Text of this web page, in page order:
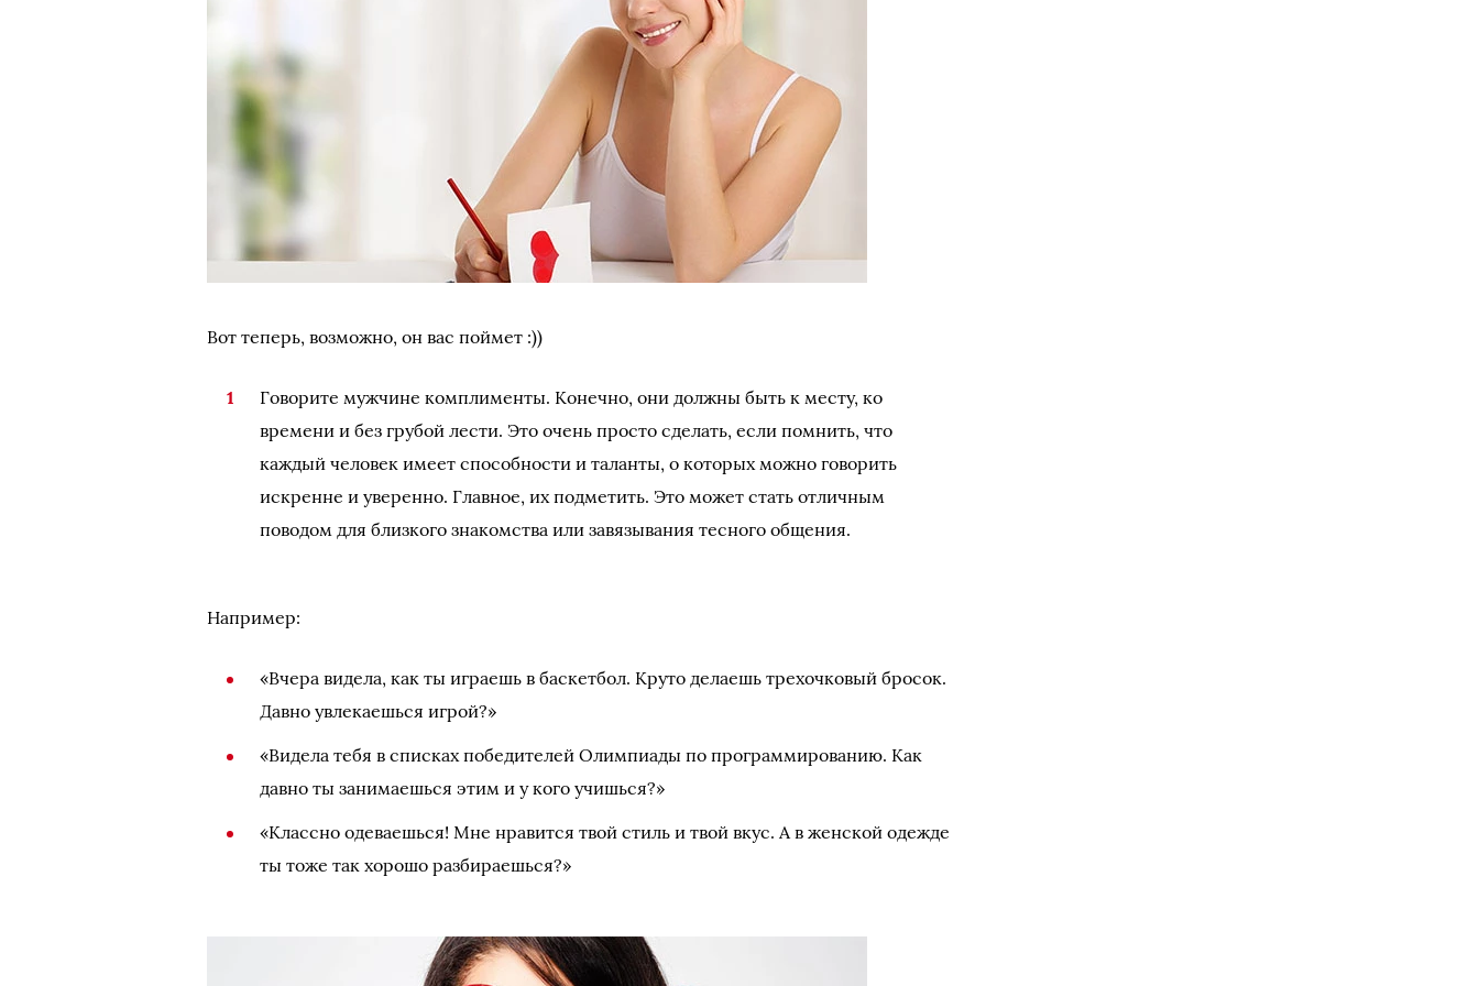
Вот теперь, возможно, он вас поймет :))
Говорите мужчине комплименты. Конечно, они должны быть к месту, ко
времени и без грубой лести. Это очень просто сделать, если помнить, что
каждый человек имеет способности и таланты, о которых можно говорить
искренне и уверенно. Главное, их подметить. Это может стать отличным
поводом для близкого знакомства или завязывания тесного общения.
Например:
«Вчера видела, как ты играешь в баскетбол. Круто делаешь трехочковый бросок.
Давно увлекаешься игрой?»
«Видела тебя в списках победителей Олимпиады по программированию. Как
давно ты занимаешься этим и у кого учишься?»
«Классно одеваешься! Мне нравится твой стиль и твой вкус. А в женской одежде
ты тоже так хорошо разбираешься?»